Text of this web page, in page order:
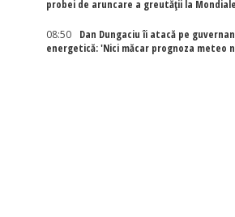
probei de aruncare a greutății la
08:50
Dan Dungaciu îi atacă pe
energetică: 'Nici măcar prognoza meteo